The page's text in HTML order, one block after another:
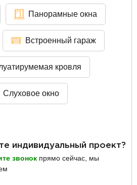
Панорамные окна
Встроенный гараж
кровля
Слуховое окно
индивидуальный проект?
звонок прямо сейчас, мы